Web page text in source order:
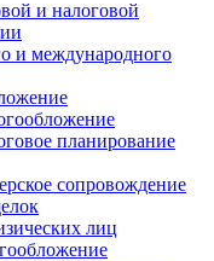
и налоговой
и международного
планирование
сопровождение
лиц